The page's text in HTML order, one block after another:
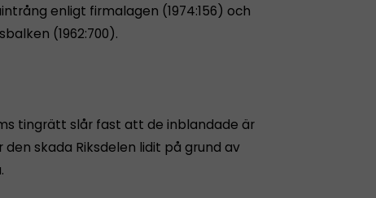
enligt firmalagen (1974:156) och
(1962:700).
tingrätt slår fast att de inblandade är
skada Riksdelen lidit på grund av